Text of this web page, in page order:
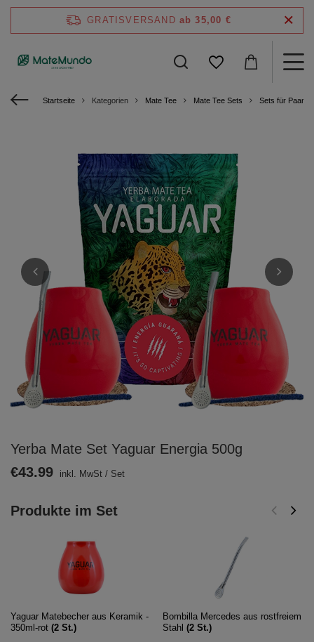
GRATISVERSAND ab 35,00 €
Startseite Kategorien Mate Tee Mate Tee Sets Sets für Paare
Yerba Mate Set Yaguar Energia 500g
Produkte im Set
Yaguar Matebecher aus Keramik -
350ml-rot (2 St.)
Bombilla Mercedes aus rostfreiem
Stahl (2 St.)
€43.99 inkl. MwSt / Set